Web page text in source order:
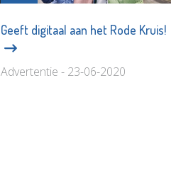
Geeft digitaal aan het Rode Kruis!
Advertentie - 23-06-2020